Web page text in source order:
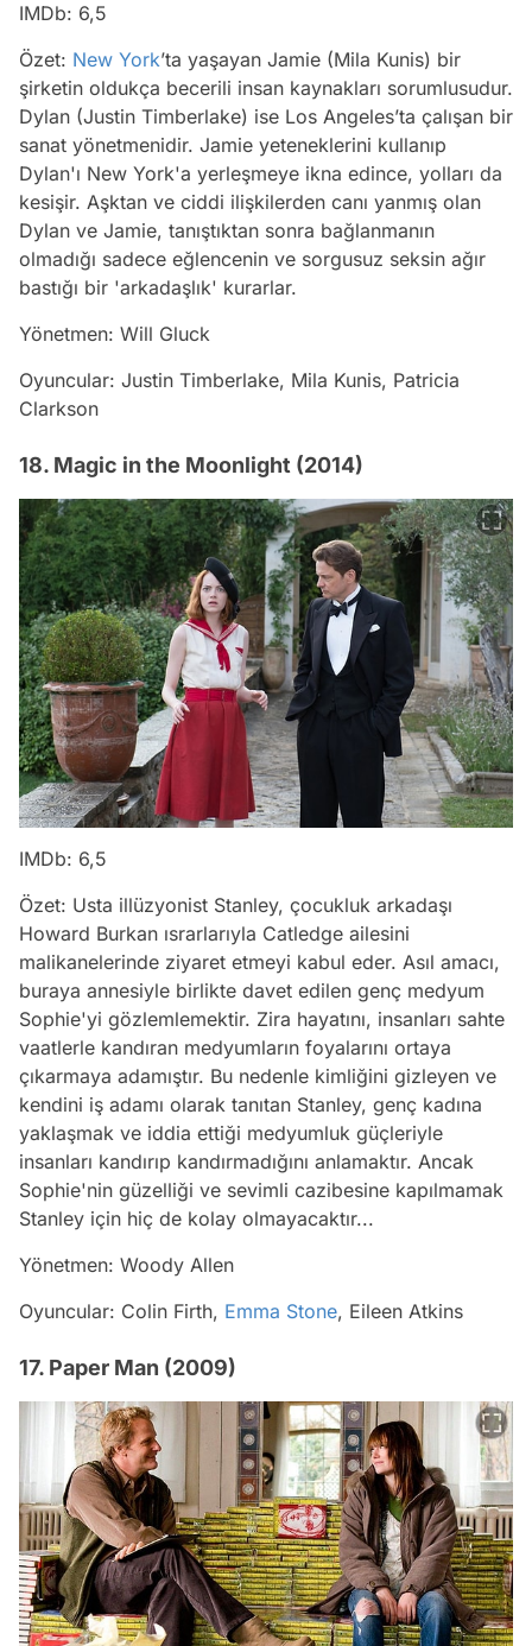
IMDb: 6,5
Özet: New York’ta yaşayan Jamie (Mila Kunis) bir
şirketin oldukça becerili insan kaynakları sorumlusudur.
Dylan (Justin Timberlake) ise Los Angeles’ta çalışan bir
sanat yönetmenidir. Jamie yeteneklerini kullanıp
Dylan'ı New York'a yerleşmeye ikna edince, yolları da
kesişir. Aşktan ve ciddi ilişkilerden canı yanmış olan
Dylan ve Jamie, tanıştıktan sonra bağlanmanın
olmadığı sadece eğlencenin ve sorgusuz seksin ağır
bastığı bir 'arkadaşlık' kurarlar.
Yönetmen: Will Gluck
Oyuncular: Justin Timberlake, Mila Kunis, Patricia
Clarkson
18. Magic in the Moonlight (2014)
IMDb: 6,5
Özet: Usta illüzyonist Stanley, çocukluk arkadaşı
Howard Burkan ısrarlarıyla Catledge ailesini
malikanelerinde ziyaret etmeyi kabul eder. Asıl amacı,
buraya annesiyle birlikte davet edilen genç medyum
Sophie'yi gözlemlemektir. Zira hayatını, insanları sahte
vaatlerle kandıran medyumların foyalarını ortaya
çıkarmaya adamıştır. Bu nedenle kimliğini gizleyen ve
kendini iş adamı olarak tanıtan Stanley, genç kadına
yaklaşmak ve iddia ettiği medyumluk güçleriyle
insanları kandırıp kandırmadığını anlamaktır. Ancak
Sophie'nin güzelliği ve sevimli cazibesine kapılmamak
Stanley için hiç de kolay olmayacaktır...
Yönetmen: Woody Allen
Oyuncular: Colin Firth, Emma Stone, Eileen Atkins
17. Paper Man (2009)